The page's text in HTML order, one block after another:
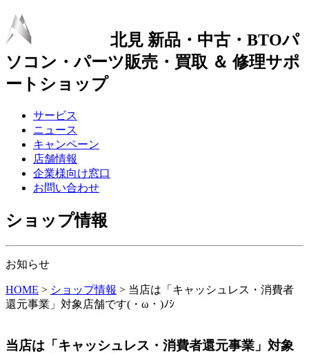
北見 新品・中古・BTOパ
ソコン・パーツ販売・買取 ＆ 修理サポ
ートショップ
サービス
ニュース
キャンペーン
店舗情報
企業様向け窓口
お問い合わせ
ショップ情報
お知らせ
HOME > ショップ情報 > 当店は「キャッシュレス・消費者
還元事業」対象店舗です(・ω・)ﾉｼ
当店は「キャッシュレス・消費者還元事業」対象